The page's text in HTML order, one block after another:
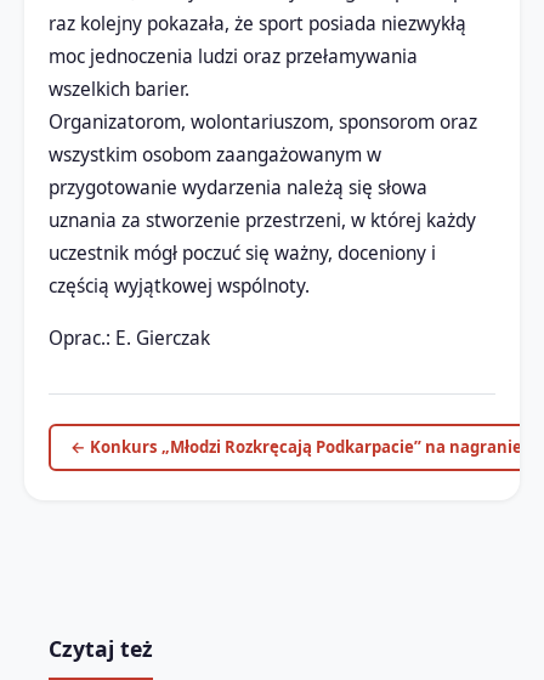
raz kolejny pokazała, że sport posiada niezwykłą
moc jednoczenia ludzi oraz przełamywania
wszelkich barier.
Organizatorom, wolontariuszom, sponsorom oraz
wszystkim osobom zaangażowanym w
przygotowanie wydarzenia należą się słowa
uznania za stworzenie przestrzeni, w której każdy
uczestnik mógł poczuć się ważny, doceniony i
częścią wyjątkowej wspólnoty.
Oprac.: E. Gierczak
← Konkurs „Młodzi Rozkręcają Podkarpacie” na nagranie…
Czytaj też